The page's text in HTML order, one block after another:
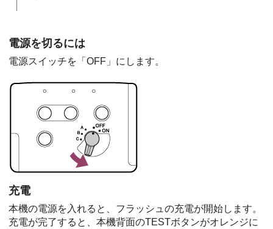
電源を切るには
電源スイッチを「OFF」にします。
充電
本機の電源を入れると、フラッシュの充電が開始します。
充電が完了すると、本機背面のTESTボタンがオレンジに